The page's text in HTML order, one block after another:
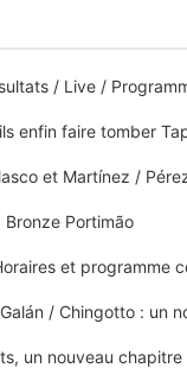
/ Live /
enfin faire tomber
et Martínez /
Bronze Portimão
et programme
/ Chingotto : un
un nouveau